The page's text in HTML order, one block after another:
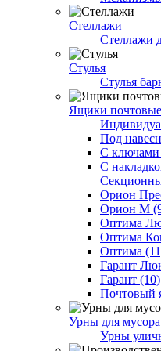
Стеллажи
Стеллажи
Стулья
Стулья
Ящики почтовые
Под
С ключами
С
Орион
Орион М
Оптима
Оптима
Оптима
Гарант
Гарант (10)
Почтовый
Урны для мусора
Урны